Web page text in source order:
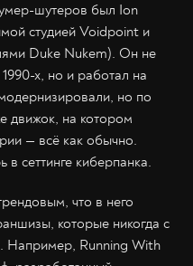
шутеров был Ion
студией Voidpoint и
Duke Nukem). Он не
х, но и работал на
но по
движок, на котором
— всё как обычно.
в сеттинге киберпанка.
что в него
которые никогда с
Например, Running With